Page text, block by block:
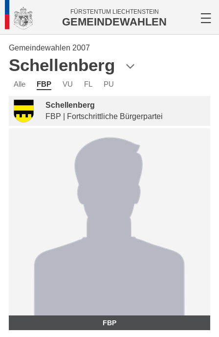
FÜRSTENTUM LIECHTENSTEIN
GEMEINDEWAHLEN
Gemeindewahlen 2007
Schellenberg
Alle FBP VU FL PU
Schellenberg
FBP | Fortschrittliche Bürgerpartei
FBP